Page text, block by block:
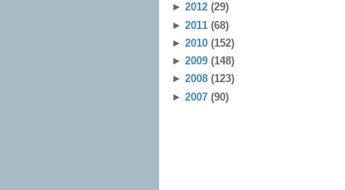
► 2012 (29)
► 2011 (68)
► 2010 (152)
► 2009 (148)
► 2008 (123)
► 2007 (90)